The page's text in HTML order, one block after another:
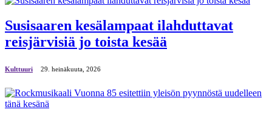
Susisaaren kesälampaat ilahduttavat
reisjärvisiä jo toista kesää
Kulttuuri 29. heinäkuuta, 2026